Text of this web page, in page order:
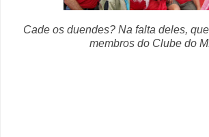
Cade os duendes? Na falta deles,
membros do Clube do